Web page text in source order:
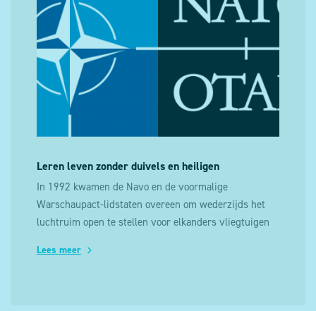
Leren leven zonder duivels en heiligen
In 1992 kwamen de Navo en de voormalige
Warschaupact-lidstaten overeen om wederzijds het
luchtruim open te stellen voor elkanders vliegtuigen
mogen maken van elkaars territorium, om op deze
Lees meer